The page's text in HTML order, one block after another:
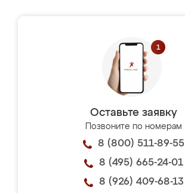
Оставьте заявку
Позвоните по номерам
8 (800) 511-89-55
8 (495) 665-24-01
8 (926) 409-68-13